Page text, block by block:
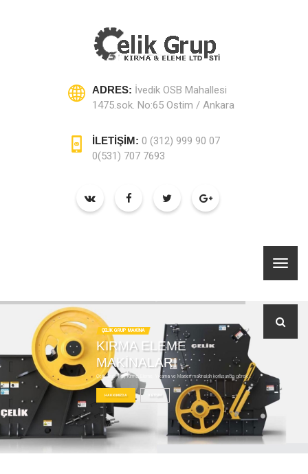
ADRES: İvedik OSB Mahallesi
1475.sok. No:65 Ostim / Ankara
İLETİŞİM: 0 (312) 999 90 07
0(531) 707 7693
ÇELİK GRUP MAKİNA
KIRMA ELEME
MAKİNALARI
Çelik Grup Taş Kırma, Eleme, Yıkama ve Maden makinaları konusunda gerek...
HAKKIMIZDA